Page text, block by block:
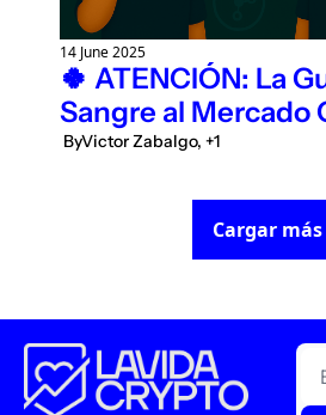
14 June 2025
🍀 ATENCIÓN: La
Sangre al Mercado
ByVictor Zabalgo, +1
Cargar más